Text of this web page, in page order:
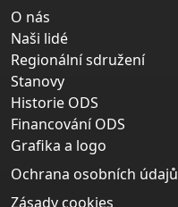
O nás
Naši lidé
Regionální sdružení
Stanovy
Historie ODS
Financování ODS
Grafika a logo
Ochrana osobních údajů
Zásady cookies